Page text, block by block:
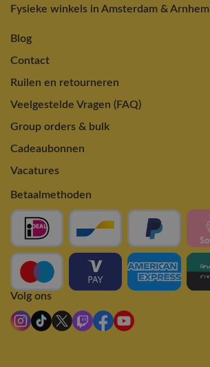
Fysieke winkels in Amsterdam & Arnhem
Blog
Contact
Ruilen en retourneren
Veelgestelde Vragen (FAQ)
Group orders & bulk
Cadeaubonnen
Vacatures
Betaalmethoden
Volg ons